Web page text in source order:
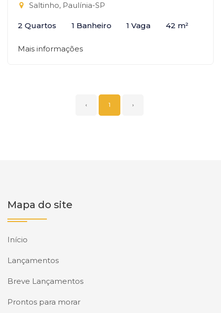
Saltinho, Paulínia-SP
2 Quartos 1 Banheiro 1 Vaga 42 m²
Mais informações
‹ 1 ›
Mapa do site
Início
Lançamentos
Breve Lançamentos
Prontos para morar